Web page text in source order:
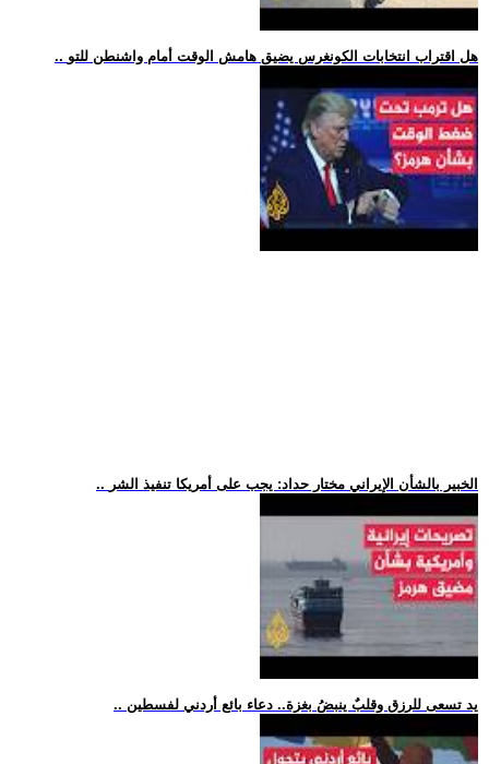
.. هل اقتراب انتخابات الكونغرس يضيق هامش الوقت أمام واشنطن للتو
.. الخبير بالشأن الإيراني مختار حداد: يجب على أمريكا تنفيذ الشر
.. يد تسعى للرزق وقلبٌ ينبضُ بغزة.. دعاء بائع أردني لفسطين